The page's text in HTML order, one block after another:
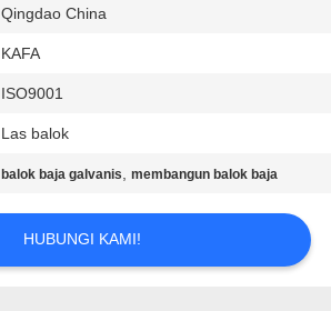
Qingdao China
KAFA
ISO9001
Las balok
balok baja galvanis,membangun balok baja
HUBUNGI KAMI!